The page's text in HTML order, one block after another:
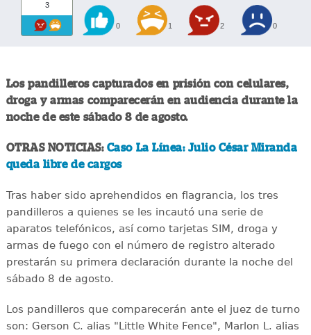
3
0 1 2 0
Los pandilleros capturados en prisión con celulares,
droga y armas comparecerán en audiencia durante la
noche de este sábado 8 de agosto.
OTRAS NOTICIAS: Caso La Línea: Julio César Miranda
queda libre de cargos
Tras haber sido aprehendidos en flagrancia, los tres
pandilleros a quienes se les incautó una serie de
aparatos telefónicos, así como tarjetas SIM, droga y
armas de fuego con el número de registro alterado
prestarán su primera declaración durante la noche del
sábado 8 de agosto.
Los pandilleros que comparecerán ante el juez de turno
son: Gerson C. alias "Little White Fence", Marlon L. alias